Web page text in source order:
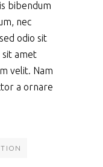
bibendum
nec
odio sit
sit amet
velit. Nam
a ornare